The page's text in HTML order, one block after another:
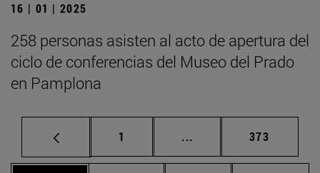
16 | 01 | 2025
258 personas asisten al acto de apertura del
ciclo de conferencias del Museo del Prado
en Pamplona
Página
1 ... Páginas intermedias
Página
373